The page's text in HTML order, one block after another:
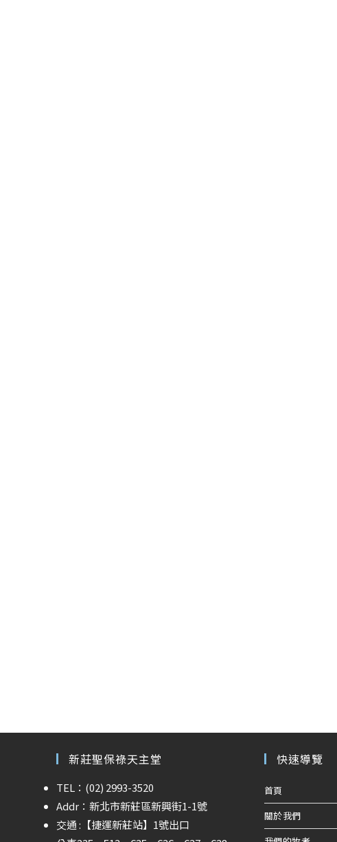
新莊聖保祿天主堂
TEL：(02) 2993-3520
Addr：新北市新莊區新興街1-1號
交通 : 【捷運新莊站】 1號出口
快速導覽
首頁
關於我們